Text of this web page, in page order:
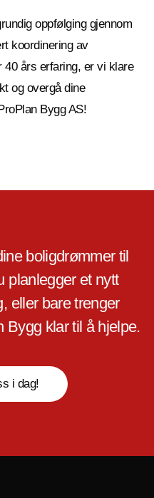
oppfølging gjennom
koordinering av
40 års erfaring, er vi klare
og overgå dine
Bygg AS!
boligdrømmer til
planlegger et nytt
eller bare trenger
Bygg klar til å hjelpe.
i dag!